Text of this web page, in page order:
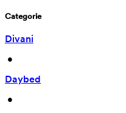
Categorie
Divani
•
Daybed
•